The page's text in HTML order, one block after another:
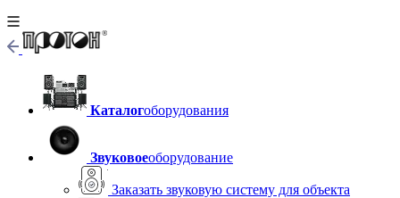
Каталогоборудования
Звуковоеоборудование
Заказать звуковую систему для объекта